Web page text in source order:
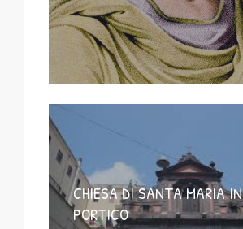
CHIESA DI SANTA MARIA IN
PORTICO